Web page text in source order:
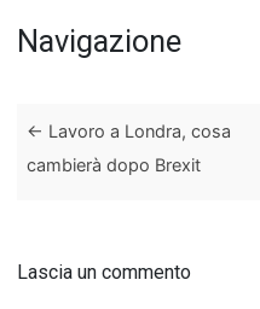
Navigazione
← Lavoro a Londra, cosa
cambierà dopo Brexit
Lascia un commento